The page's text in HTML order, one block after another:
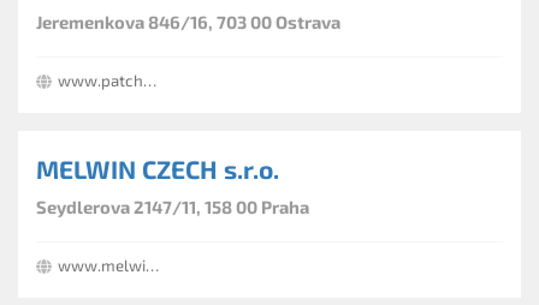
Jeremenkova 846/16, 703 00 Ostrava
www.patchwork-cz.com
MELWIN CZECH s.r.o.
Seydlerova 2147/11, 158 00 Praha
www.melwin.cz